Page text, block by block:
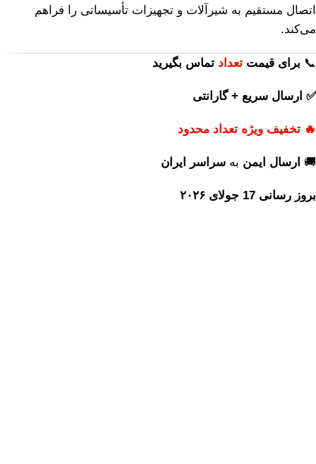
اتصال مستقیم به شیرآلات و تجهیزات تأسیساتی را فراهم
می‌کند.
📞 برای قیمت تعداد تماس بگیرید
✅ ارسال سریع + گارانتی
🔥 تخفیف ویژه تعداد محدود
🚚 ارسال ایمن به سراسر ایران
بروز رسانی 17 جولای ۲۰۲۶